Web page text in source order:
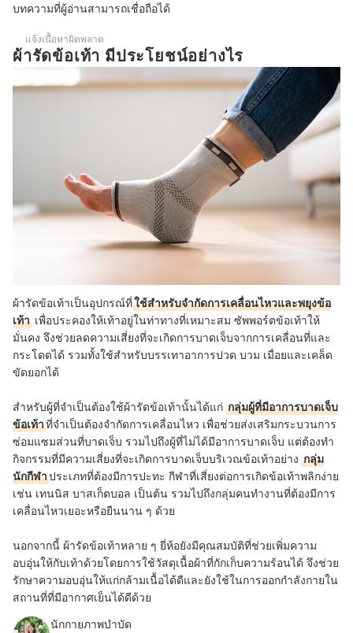
บทความที่ผู้อ่านสามารถเชื่อถือได้
แจ้งเนื้อหาผิดพลาด
ผ้ารัดข้อเท้า มีประโยชน์อย่างไร
ผ้ารัดข้อเท้าเป็นอุปกรณ์ที่ใช้สำหรับจำกัดการเคลื่อนไหวและพยุงข้อ
เท้า เพื่อประคองให้เท้าอยู่ในท่าทางที่เหมาะสม ซัพพอร์ตข้อเท้าให้
มั่นคง จึงช่วยลดความเสี่ยงที่จะเกิดการบาดเจ็บจากการเคลื่อนที่และ
กระโดดได้ รวมทั้งใช้สำหรับบรรเทาอาการปวด บวม เมื่อยและเคล็ด
ขัดยอกได้
สำหรับผู้ที่จำเป็นต้องใช้ผ้ารัดข้อเท้านั้นได้แก่ กลุ่มผู้ที่มีอาการบาดเจ็บ
ข้อเท้าที่จำเป็นต้องจำกัดการเคลื่อนไหว เพื่อช่วยส่งเสริมกระบวนการ
ซ่อมแซมส่วนที่บาดเจ็บ รวมไปถึงผู้ที่ไม่ได้มีอาการบาดเจ็บ แต่ต้องทำ
กิจกรรมที่มีความเสี่ยงที่จะเกิดการบาดเจ็บบริเวณข้อเท้าอย่าง กลุ่ม
นักกีฬาประเภทที่ต้องมีการปะทะ กีฬาที่เสี่ยงต่อการเกิดข้อเท้าพลิกง่าย
เช่น เทนนิส บาสเก็ตบอล เป็นต้น รวมไปถึงกลุ่มคนทำงานที่ต้องมีการ
เคลื่อนไหวเยอะหรือยืนนาน ๆ ด้วย
นอกจากนี้ ผ้ารัดข้อเท้าหลาย ๆ ยี่ห้อยังมีคุณสมบัติที่ช่วยเพิ่มความ
อบอุ่นให้กับเท้าด้วยโดยการใช้วัสดุเนื้อผ้าที่กักเก็บความร้อนได้ จึงช่วย
รักษาความอบอุ่นให้แก่กล้ามเนื้อได้ดีและยังใช้ในการออกกำลังกายใน
สถานที่ที่มีอากาศเย็นได้ดีด้วย
นักกายภาพบำบัด